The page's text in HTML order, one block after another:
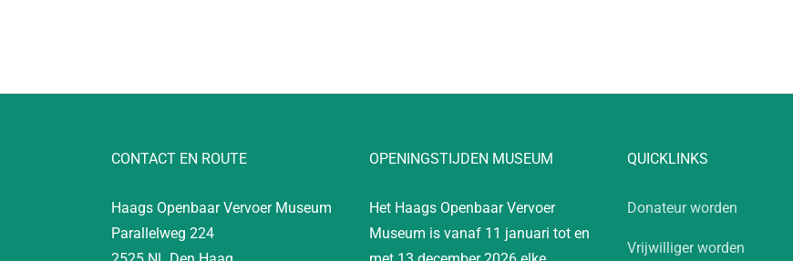
CONTACT EN ROUTE
Haags Openbaar Vervoer Museum
Parallelweg 224
OPENINGSTIJDEN MUSEUM
Het Haags Openbaar Vervoer
Museum is vanaf 11 januari tot en
QUICKLINKS
Donateur worden
Vrijwilliger worden